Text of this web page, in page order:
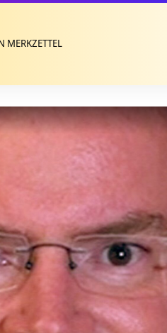
MERKZETTEL